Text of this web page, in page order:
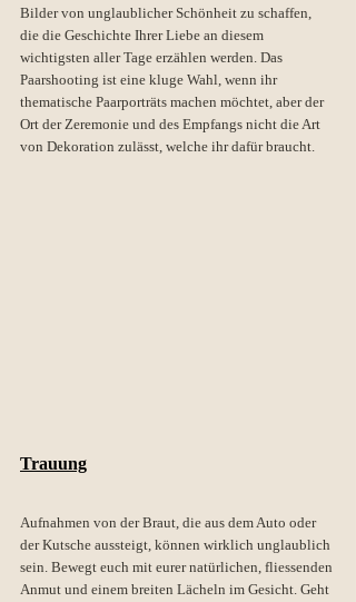
Bilder von unglaublicher Schönheit zu schaffen,
die die Geschichte Ihrer Liebe an diesem
wichtigsten aller Tage erzählen werden. Das
Paarshooting ist eine kluge Wahl, wenn ihr
thematische Paarporträts machen möchtet, aber der
Ort der Zeremonie und des Empfangs nicht die Art
von Dekoration zulässt, welche ihr dafür braucht.
Trauung
Aufnahmen von der Braut, die aus dem Auto oder
der Kutsche aussteigt, können wirklich unglaublich
sein. Bewegt euch mit eurer natürlichen, fliessenden
Anmut und einem breiten Lächeln im Gesicht. Geht